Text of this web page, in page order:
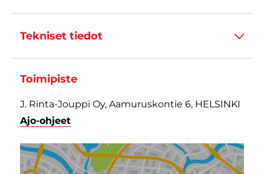
Tekniset tiedot
Toimipiste
J. Rinta-Jouppi Oy, Aamuruskontie 6, HELSINKI
Ajo-ohjeet